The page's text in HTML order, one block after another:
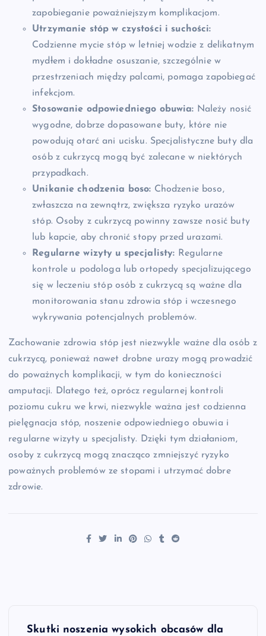
zapobieganie poważniejszym komplikacjom.
Utrzymanie stóp w czystości i suchości:
Codzienne mycie stóp w letniej wodzie z delikatnym
mydłem i dokładne osuszanie, szczególnie w
przestrzeniach między palcami, pomaga zapobiegać
infekcjom.
Stosowanie odpowiedniego obuwia: Należy nosić
wygodne, dobrze dopasowane buty, które nie
powodują otarć ani ucisku. Specjalistyczne buty dla
osób z cukrzycą mogą być zalecane w niektórych
przypadkach.
Unikanie chodzenia boso: Chodzenie boso,
zwłaszcza na zewnątrz, zwiększa ryzyko urazów
stóp. Osoby z cukrzycą powinny zawsze nosić buty
lub kapcie, aby chronić stopy przed urazami.
Regularne wizyty u specjalisty: Regularne
kontrole u podologa lub ortopedy specjalizującego
się w leczeniu stóp osób z cukrzycą są ważne dla
monitorowania stanu zdrowia stóp i wczesnego
wykrywania potencjalnych problemów.
Zachowanie zdrowia stóp jest niezwykle ważne dla osób z
cukrzycą, ponieważ nawet drobne urazy mogą prowadzić
do poważnych komplikacji, w tym do konieczności
amputacji. Dlatego też, oprócz regularnej kontroli
poziomu cukru we krwi, niezwykle ważna jest codzienna
pielęgnacja stóp, noszenie odpowiedniego obuwia i
regularne wizyty u specjalisty. Dzięki tym działaniom,
osoby z cukrzycą mogą znacząco zmniejszyć ryzyko
poważnych problemów ze stopami i utrzymać dobre
zdrowie.
NSkutki noszenia wysokich obcasów dla